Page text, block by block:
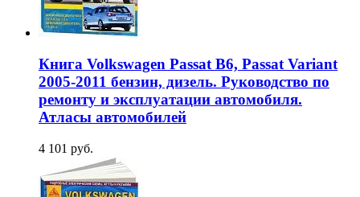
Книга Volkswagen Passat B6, Passat Variant
2005-2011 бензин, дизель. Руководство по
ремонту и эксплуатации автомобиля.
Атласы автомобилей
4 101 руб.